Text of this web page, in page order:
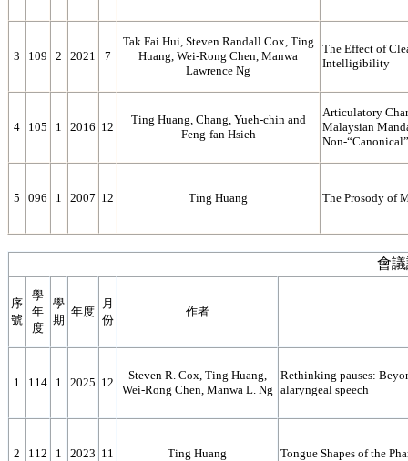
3 109 2 2021 7
Tak Fai Hui, Steven Randall Cox, Ting
Huang, Wei-Rong Chen, Manwa
Lawrence Ng
The Effect of
Intelligibility
4 105 1 2016 12
Ting Huang, Chang, Yueh-chin and
Feng-fan Hsieh
Articulatory
Malaysian
Non-
5 096 1 2007 12 Ting Huang The Prosody of
會
序
號
學
年
度
學
期
年度
月
份
作者
1 114 1 2025 12
Steven R. Cox, Ting Huang,
Wei-Rong Chen, Manwa L. Ng
Rethinking pauses:
alaryngeal speech
2 112 1 2023 11 Ting Huang Tongue Shapes of the